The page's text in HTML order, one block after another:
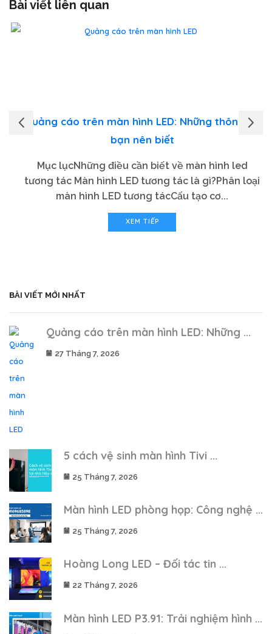
Bài viết liên quan
Quảng cáo trên màn hình LED: Những thông tin
bạn nên biết
Mục lụcNhững điều cần biết về màn hình led
tương tác Màn hình LED tương tác là gì?Phân loại
màn hình LED tương tácCấu tạo cơ...
XEM TIẾP
BÀI VIẾT MỚI NHẤT
Quảng cáo trên màn hình LED: Những ...
27 Tháng 7, 2026
5 cách vệ sinh màn hình Tivi ...
25 Tháng 7, 2026
Màn hình LED phòng họp: Công nghệ ...
25 Tháng 7, 2026
Hoàng Long LED – Đối tác tin ...
22 Tháng 7, 2026
Màn hình LED P3.91: Trải nghiệm hình ...